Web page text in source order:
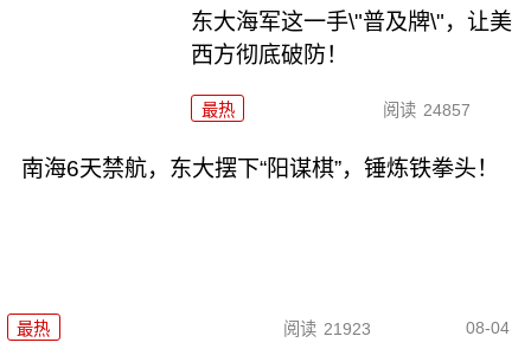
东大海军这一手\"普及牌\"，让美
西方彻底破防！
最热 阅读 24857
南海6天禁航，东大摆下“阳谋棋”，锤炼铁拳头！
最热 阅读 21923 08-04